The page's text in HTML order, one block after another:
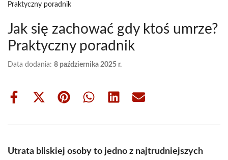
Praktyczny poradnik
Jak się zachować gdy ktoś umrze?
Praktyczny poradnik
Data dodania: 8 października 2025 r.
Share
Share
(Twitter)
Share Share Share Share
Utrata bliskiej osoby to jedno z najtrudniejszych